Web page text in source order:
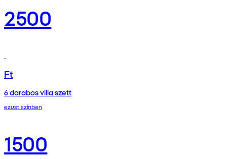
2500
Ft
6 darabos villa szett
ezüst színben
1500